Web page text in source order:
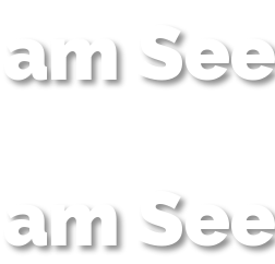
See
See